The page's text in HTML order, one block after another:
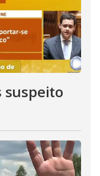
suspeito